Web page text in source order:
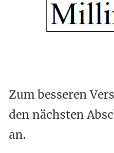
Zum besseren
den nächsten
an.